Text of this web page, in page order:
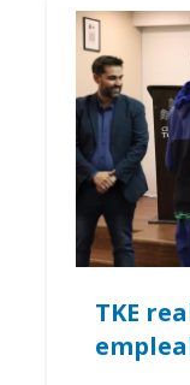
TKE